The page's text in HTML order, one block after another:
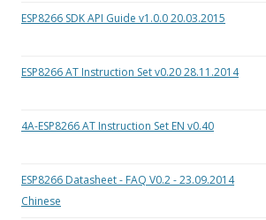
ESP8266 SDK API Guide v1.0.0 20.03.2015
ESP8266 AT Instruction Set v0.20 28.11.2014
4A-ESP8266 AT Instruction Set EN v0.40
ESP8266 Datasheet - FAQ V0.2 - 23.09.2014
Chinese